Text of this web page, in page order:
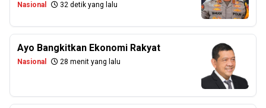
Nasional 32 detik yang lalu
Ayo Bangkitkan Ekonomi Rakyat
Nasional 28 menit yang lalu